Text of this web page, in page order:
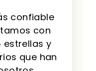
confiable
con
estrellas y
que han